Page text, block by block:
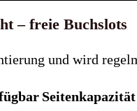
– freie Buchslots
und wird
Seitenkapazität